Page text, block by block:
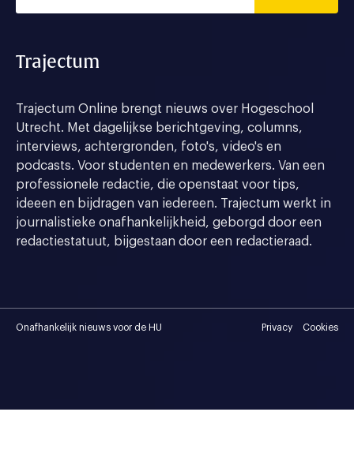
Trajectum
Trajectum Online brengt nieuws over Hogeschool
Utrecht. Met dagelijkse berichtgeving, columns,
interviews, achtergronden, foto's, video's en
podcasts. Voor studenten en medewerkers. Van een
professionele redactie, die openstaat voor tips,
ideeen en bijdragen van iedereen. Trajectum werkt in
journalistieke onafhankelijkheid, geborgd door een
redactiestatuut, bijgestaan door een redactieraad.
Onafhankelijk nieuws voor de HU Privacy Cookies